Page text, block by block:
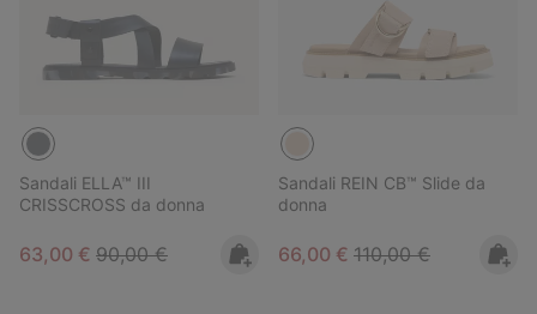
Sandali ELLA™ III
CRISSCROSS da donna
Sale price:
63,00 € Regular price:
90,00 €
Sandali REIN CB™ Slide da
donna
Sale price:
66,00 € Regular price:
110,00 €